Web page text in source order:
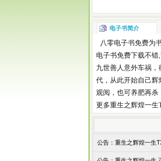
电子书简介
八零电子书免费为
电子书免费下载不错
九世善人意外车祸
代，从此开始自己
观阅，也可养肥再杀
更多重生之辉煌一生
公告： 重生之辉煌一生